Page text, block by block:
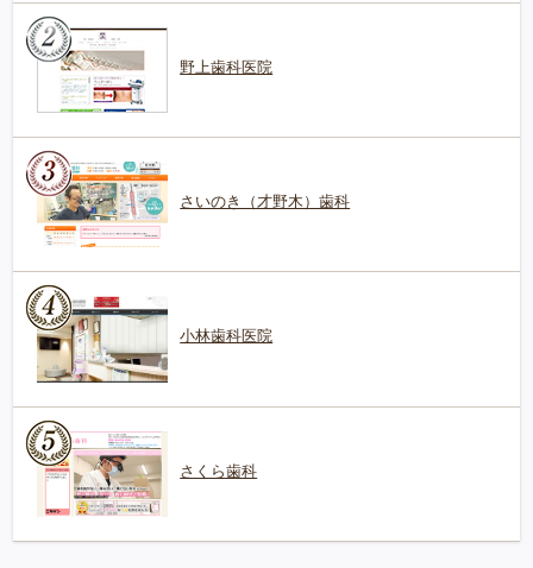
野上歯科医院
さいのき（才野木）歯科
小林歯科医院
さくら歯科